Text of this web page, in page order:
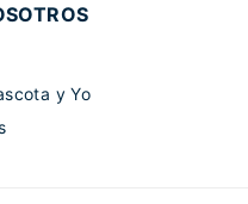
y Yo